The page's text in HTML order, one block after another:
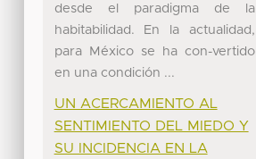
desde el paradigma de la
habitabilidad. En la actualidad,
para México se ha con-vertido
en una condición ...
UN ACERCAMIENTO AL
SENTIMIENTO DEL MIEDO Y
SU INCIDENCIA EN LA